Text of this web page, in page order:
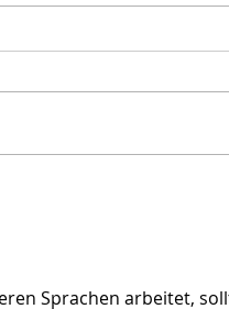
Sprachen arbeitet,